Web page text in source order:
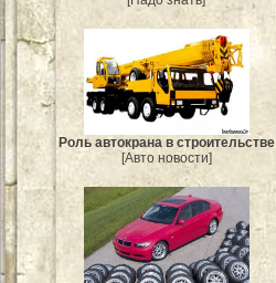
Роль автокрана в строительстве
[Авто новости]